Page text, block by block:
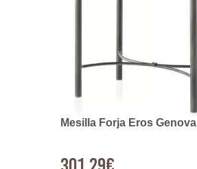
Mesilla Forja Eros Genova